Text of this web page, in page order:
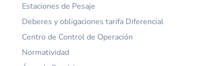
Estaciones de Pesaje
Deberes y obligaciones tarifa Diferencial
Centro de Control de Operación
Normatividad